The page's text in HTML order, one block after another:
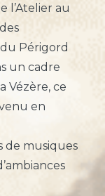
l’Atelier au
Périgord
un cadre
Vézère, ce
en
de musiques